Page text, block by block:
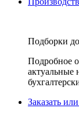
Подборки
Подробное
актуальные
Заказать